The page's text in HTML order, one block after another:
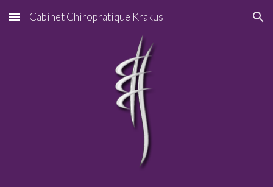
Skip to main content Skip to navigation
Cabinet Chiropratique Krakus